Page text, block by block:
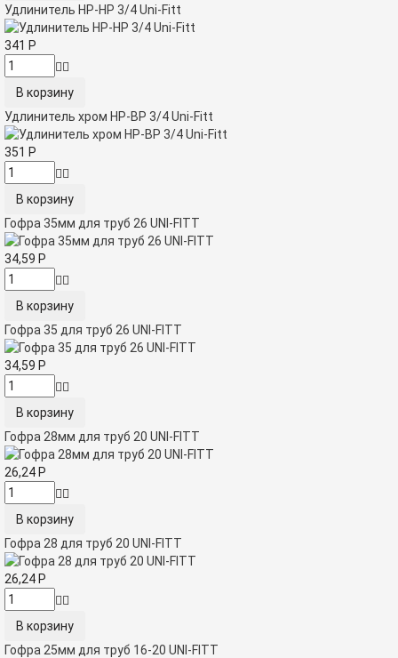
Удлинитель НР-НР 3/4 Uni-Fitt
341 Р
Удлинитель хром НР-ВР 3/4 Uni-Fitt
351 Р
Гофра 35мм для труб 26 UNI-FITT
34,59 Р
Гофра 35 для труб 26 UNI-FITT
34,59 Р
Гофра 28мм для труб 20 UNI-FITT
26,24 Р
Гофра 28 для труб 20 UNI-FITT
26,24 Р
Гофра 25мм для труб 16-20 UNI-FITT